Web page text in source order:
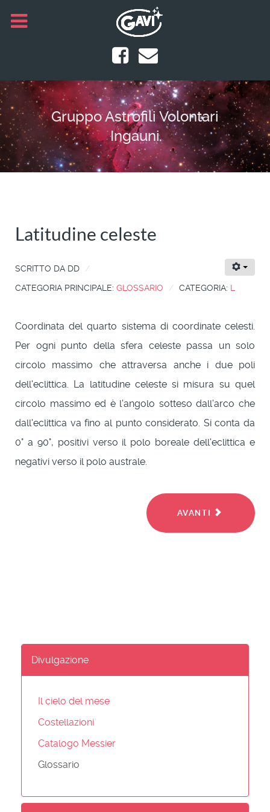
Gruppo Astrofili Volontari
Ingauni
Latitudine celeste
SCRITTO DA DD
CATEGORIA PRINCIPALE: GLOSSARIO CATEGORIA: L
Coordinata del quarto sistema di coordinate celesti.
Per ogni punto della sfera celeste passa un solo
circolo massimo che attraversa anche i due poli
dell'eclittica. La latitudine celeste si misura su quel
circolo massimo ed è l'angolo sotteso dall'arco che
dall'eclittica va fino al punto considerato. Si conta da
0° a 90°, positivi verso il polo boreale dell'eclittica e
negativi verso il polo australe.
AVANTI
Divulgazione
Il cielo del mese
Costellazioni
Catalogo Messier
Glossario